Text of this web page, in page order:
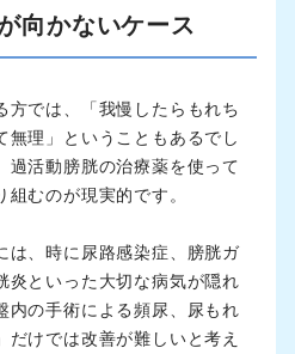
向かないケース
方では、「我慢したらもれち
無理」ということもあるでし
過活動膀胱の治療薬を使って
むのが現実的です。
は、時に尿路感染症、膀胱ガ
炎といった大切な病気が隠れ
内の手術による頻尿、尿もれ
だけでは改善が難しいと考え